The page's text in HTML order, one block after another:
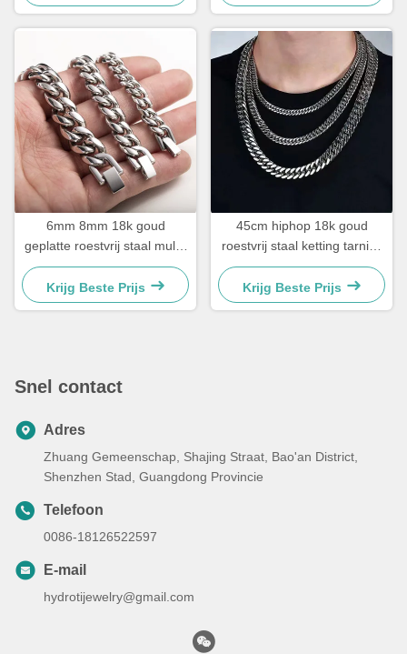
6mm 8mm 18k goud
geplatte roestvrij staal multi-
size keten zilver Cubaanse
link keten
Krijg Beste Prijs
45cm hiphop 18k goud
roestvrij staal ketting tarnish
gratis mens Cubaanse link
ketting
Krijg Beste Prijs
Snel contact
Adres
Zhuang Gemeenschap, Shajing Straat, Bao'an District,
Shenzhen Stad, Guangdong Provincie
Telefoon
0086-18126522597
E-mail
hydrotijewelry@gmail.com